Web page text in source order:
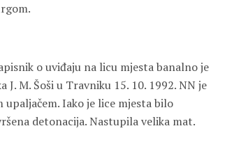
o uviđaju na licu mjesta banalno je
M. Šoši u Travniku 15. 10. 1992. NN je
Iako je lice mjesta bilo
detonacija. Nastupila velika mat.